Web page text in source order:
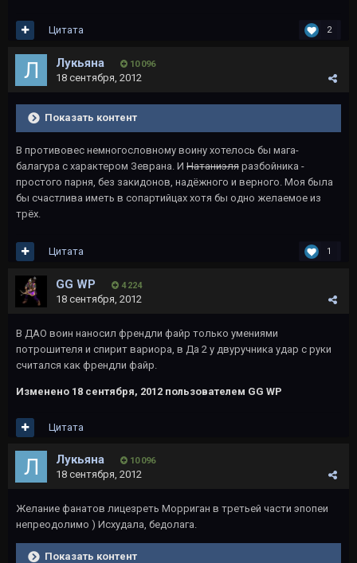
2
Цитата
Лукьяна 10 096
18 сентября, 2012
Показать контент
В противовес немногословному воину хотелось бы мага-
балагура с характером Зеврана. И Натаниэля разбойника -
простого парня, без закидонов, надёжного и верного. Моя была
бы счастлива иметь в сопартийцах хотя бы одно желаемое из
трёх.
1
Цитата
GG WP 4 224
18 сентября, 2012
В ДАО воин наносил френдли файр только умениями
потрошителя и спирит вариора, в Да 2 у двуручника удар с руки
считался как френдли файр.
Изменено 18 сентября, 2012 пользователем GG WP
Цитата
Лукьяна 10 096
18 сентября, 2012
Желание фанатов лицезреть Морриган в третьей части эпопеи
непреодолимо ) Исхудала, бедолага.
Показать контент